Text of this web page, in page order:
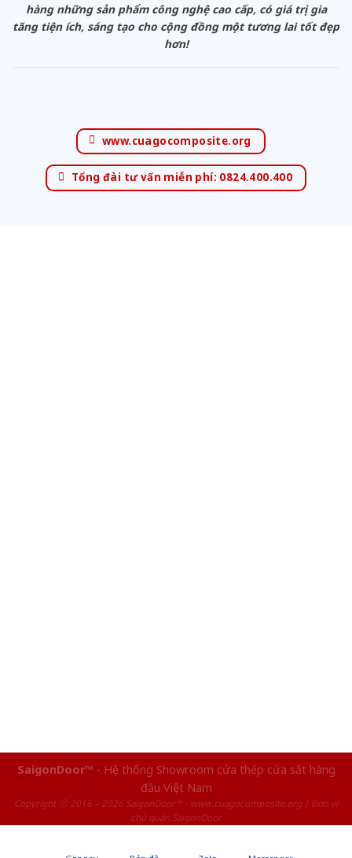
hàng những sản phẩm công nghệ cao cấp, có giá trị gia
tăng tiện ích, sáng tạo cho cộng đồng một tương lai tốt đẹp
hơn!
www.cuagocomposite.org
Tổng đài tư vấn miễn phí: 0824.400.400
SaigonDoor™ - Hệ thống Showroom cửa thép cửa sắt hàng
đầu Việt Nam
Copyright ⓒ 2016 – 2026 SaigonDoor™ - www.cuagocomposite.org | Đơn vị
chủ quản SaigonDoor